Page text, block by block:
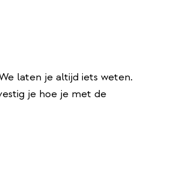
laten je altijd iets weten.
je hoe je met de